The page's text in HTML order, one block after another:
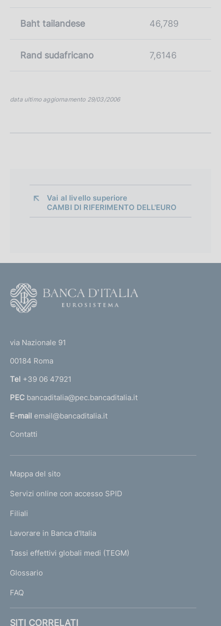
Baht tailandese 46,789
Rand sudafricano 7,6146
data ultimo aggiornamento 29/03/2006
Vai al livello superiore
CAMBI DI RIFERIMENTO DELL'EURO
r
n
a
l
'
m
e
a
g
via Nazionale 91
00184 Roma
Tel +39 06 47921
PEC bancaditalia@pec.bancaditalia.it
E-mail email@bancaditalia.it
Contatti
L
N
K
T
I
I
Mappa del sito
Servizi online con accesso SPID
Filiali
Lavorare in Banca d'Italia
Tassi effettivi globali medi (TEGM)
Glossario
FAQ
SITI CORRELATI